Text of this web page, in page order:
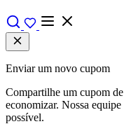
Enviar um novo cupom
Compartilhe um cupom
economizar. Nossa
possível.